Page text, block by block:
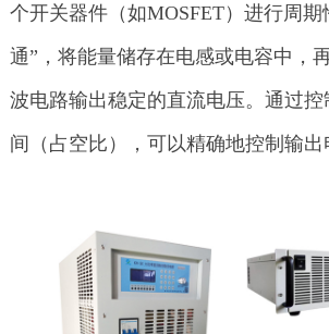
个开关器件（如MOSFET）进行周期
通”，将能量储存在电感或电容中，
波电路输出稳定的直流电压。通过
间（占空比），可以精确地控制输出